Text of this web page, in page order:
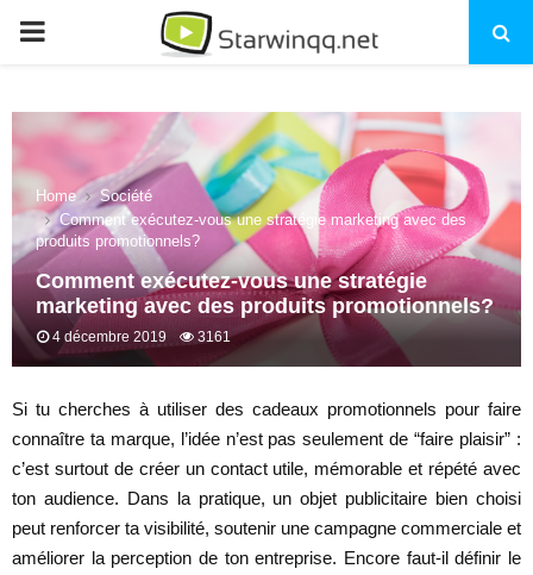
PRIMARY
Home
Société
Comment exécutez-vous une stratégie marketing avec des
produits promotionnels?
Comment exécutez-vous une stratégie
marketing avec des produits promotionnels?
4 décembre 2019 3161
Si tu cherches à utiliser des cadeaux promotionnels pour faire
connaître ta marque, l’idée n’est pas seulement de “faire plaisir” :
c’est surtout de créer un contact utile, mémorable et répété avec
ton audience. Dans la pratique, un objet publicitaire bien choisi
peut renforcer ta visibilité, soutenir une campagne commerciale et
améliorer la perception de ton entreprise. Encore faut-il définir le